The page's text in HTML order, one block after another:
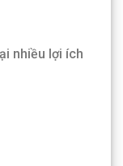
nhiều lợi ích